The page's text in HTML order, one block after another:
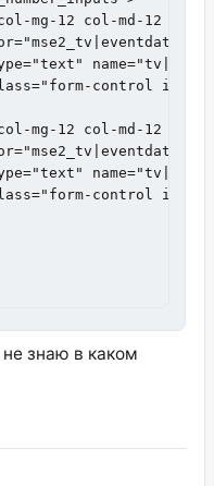
mg-12 col-md-12 col-
control
mg-12 col-md-12 col-
control
знаю в каком